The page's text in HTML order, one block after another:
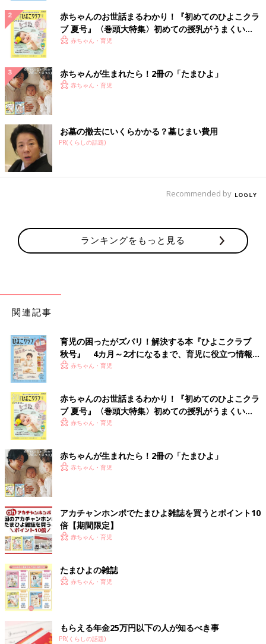
赤ちゃんのお世話まるわかり！『初めてのひよこクラ
ブ 夏号』〈巻頭大特集〉初めての授乳がうまくい
く！ おっぱい・ミルクの基本と夏のトラブル 解決テ
赤ちゃん・育児
赤ちゃんが生まれたら！2冊の「たまひよ」
赤ちゃん・育児
お墓の撤去にいくらかかる？墓じまい費用
PR(くらしの話題)
Recommended by
ランキングをもっと見る
関連記事
育児の困ったがズバリ！解決する本『ひよこクラブ
秋号』 4カ月～2才になるまで、育児に役立つ情報が
いっぱい！
赤ちゃん・育児
赤ちゃんのお世話まるわかり！『初めてのひよこクラ
ブ 夏号』〈巻頭大特集〉初めての授乳がうまくい
く！ おっぱい・ミルクの基本と夏のトラブル 解決テ
赤ちゃん・育児
赤ちゃんが生まれたら！2冊の「たまひよ」
赤ちゃん・育児
アカチャンホンポでたまひよ雑誌を買うとポイント10
倍【期間限定】
赤ちゃん・育児
たまひよの雑誌
赤ちゃん・育児
もらえる年金25万円以下の人が知るべき事
PR(くらしの話題)